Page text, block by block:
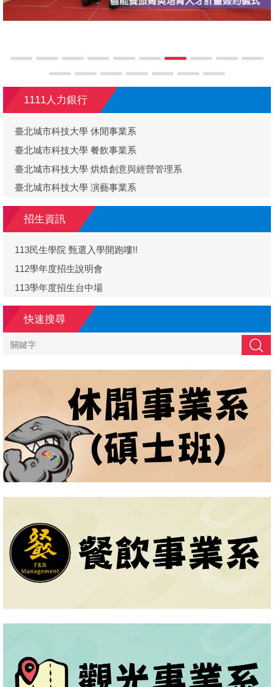
1111人力銀行
臺北城市科技大學 休閒事業系
臺北城市科技大學 餐飲事業系
臺北城市科技大學 烘焙創意與經營管理系
臺北城市科技大學 演藝事業系
招生資訊
113民生學院 甄選入學開跑嘍!!
112學年度招生說明會
113學年度招生台中場
快速搜尋
搜尋